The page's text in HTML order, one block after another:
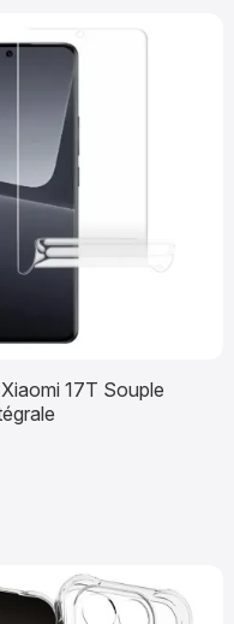
17T Souple